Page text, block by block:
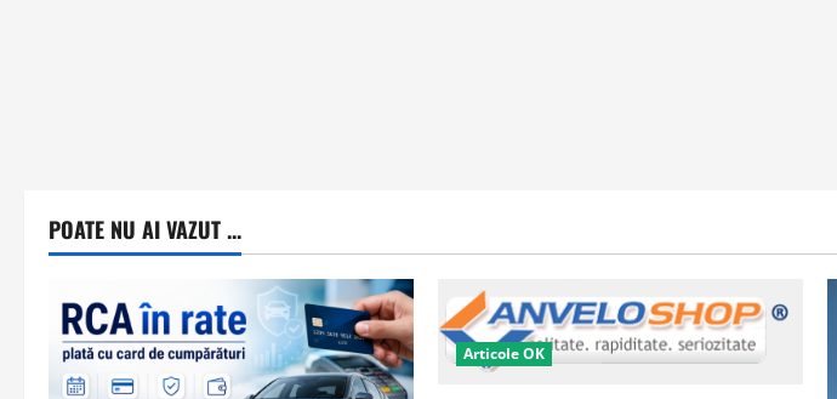
POATE NU AI VAZUT ...
Articole OK